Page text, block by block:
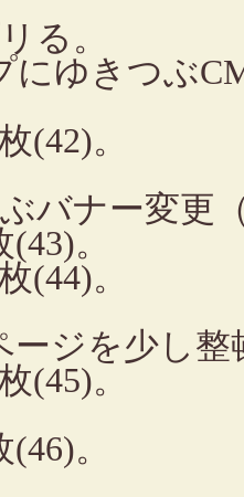
る。
にゆきつぶ
(42)。
バナー変更
。
(44)。
ージを少し整
(45)。
。